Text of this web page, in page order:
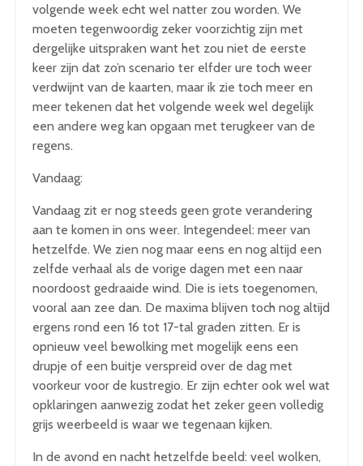
volgende week echt wel natter zou worden. We
moeten tegenwoordig zeker voorzichtig zijn met
dergelijke uitspraken want het zou niet de eerste
keer zijn dat zo’n scenario ter elfder ure toch weer
verdwijnt van de kaarten, maar ik zie toch meer en
meer tekenen dat het volgende week wel degelijk
een andere weg kan opgaan met terugkeer van de
regens.
Vandaag:
Vandaag zit er nog steeds geen grote verandering
aan te komen in ons weer. Integendeel: meer van
hetzelfde. We zien nog maar eens en nog altijd een
zelfde verhaal als de vorige dagen met een naar
noordoost gedraaide wind. Die is iets toegenomen,
vooral aan zee dan. De maxima blijven toch nog altijd
ergens rond een 16 tot 17-tal graden zitten. Er is
opnieuw veel bewolking met mogelijk eens een
drupje of een buitje verspreid over de dag met
voorkeur voor de kustregio. Er zijn echter ook wel wat
opklaringen aanwezig zodat het zeker geen volledig
grijs weerbeeld is waar we tegenaan kijken.
In de avond en nacht hetzelfde beeld: veel wolken,